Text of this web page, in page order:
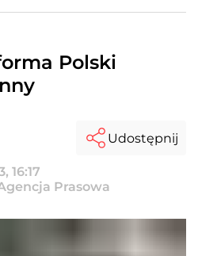
Polski
16:17
Prasowa
Udostępnij